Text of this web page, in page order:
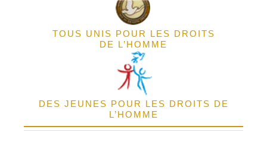
TOUS UNIS POUR LES DROITS
DE L’HOMME
DES JEUNES POUR LES DROITS DE
L’HOMME